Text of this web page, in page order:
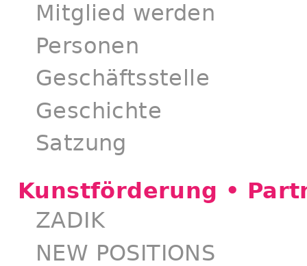
Mitglied werden
Personen
Geschäftsstelle
Geschichte
Satzung
Kunstförderung •
ZADIK
NEW POSITIONS